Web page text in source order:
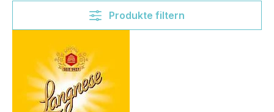
Produkte filtern